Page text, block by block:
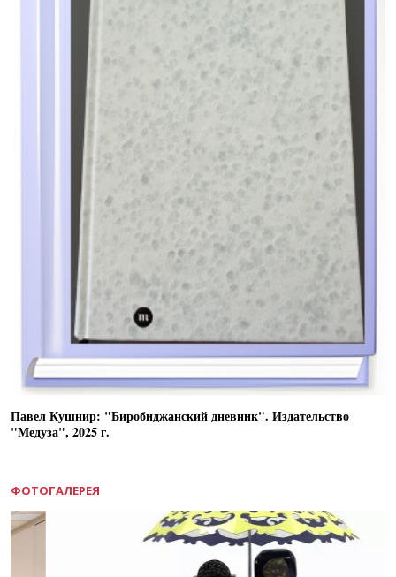
Павел Кушнир: "Биробиджанский дневник". Издательство
"Медуза", 2025 г.
ФОТОГАЛЕРЕЯ